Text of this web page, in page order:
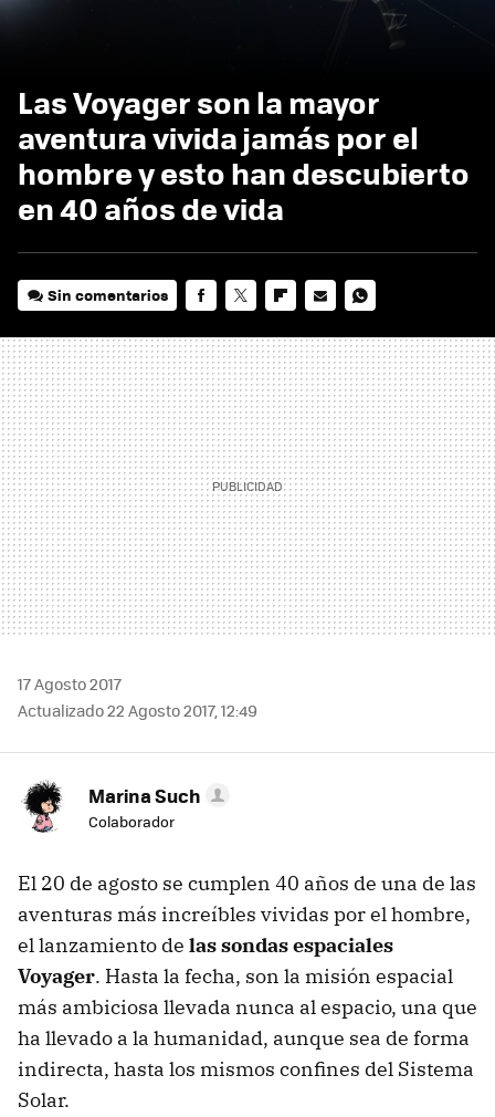
Las Voyager son la mayor
aventura vivida jamás por el
hombre y esto han descubierto
en 40 años de vida
Sin comentarios
MAIL
17 Agosto 2017
Actualizado 22 Agosto 2017, 12:49
Marina Such
Colaborador
El 20 de agosto se cumplen 40 años de una de las
aventuras más increíbles vividas por el hombre,
el lanzamiento de las sondas espaciales
Voyager. Hasta la fecha, son la misión espacial
más ambiciosa llevada nunca al espacio, una que
ha llevado a la humanidad, aunque sea de forma
indirecta, hasta los mismos confines del Sistema
Solar.